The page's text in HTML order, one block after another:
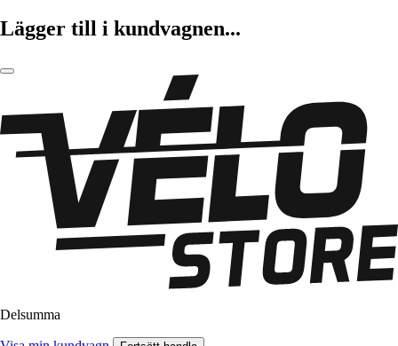
Lägger till i kundvagnen...
Delsumma